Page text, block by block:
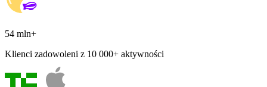
54 mln+
Klienci zadowoleni z 10 000+ aktywności